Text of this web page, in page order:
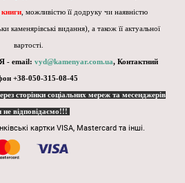
книги , можливістю її додруку чи наявністю
каменярівські видання), а також її актуальної
вартості.
- email: vyd@kamenyar.com.ua, Контактний
+38-050-315-08-45
сторінки соціальних мереж та месенджерів
не відповідаємо!!!
картки VISA, Mastercard та інші.